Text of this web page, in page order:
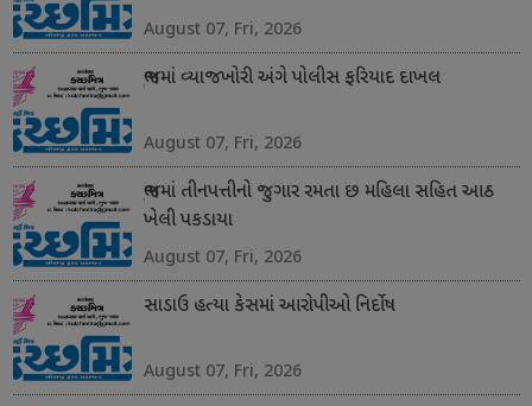
August 07, Fri, 2026
ભુજમાં વ્યાજખોરી અંગે પોલીસ ફરિયાદ દાખલ
August 07, Fri, 2026
ભુજમાં તીનપત્તીનો જુગાર રમતા છ મહિલા સહિત આઠ
ખેલી પકડાયા
August 07, Fri, 2026
સાડાઉ હત્યા કેસમાં આરોપીઓ નિર્દોષ
August 07, Fri, 2026